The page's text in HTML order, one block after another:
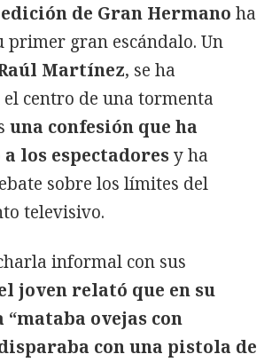
de Gran Hermano ha
primer gran escándalo. Un
Martínez, se ha
centro de una tormenta
una confesión que ha
los espectadoresy ha
sobre los límites del
televisivo.
informal con sus
joven relató que en su
“mataba ovejas con
con una pistola de